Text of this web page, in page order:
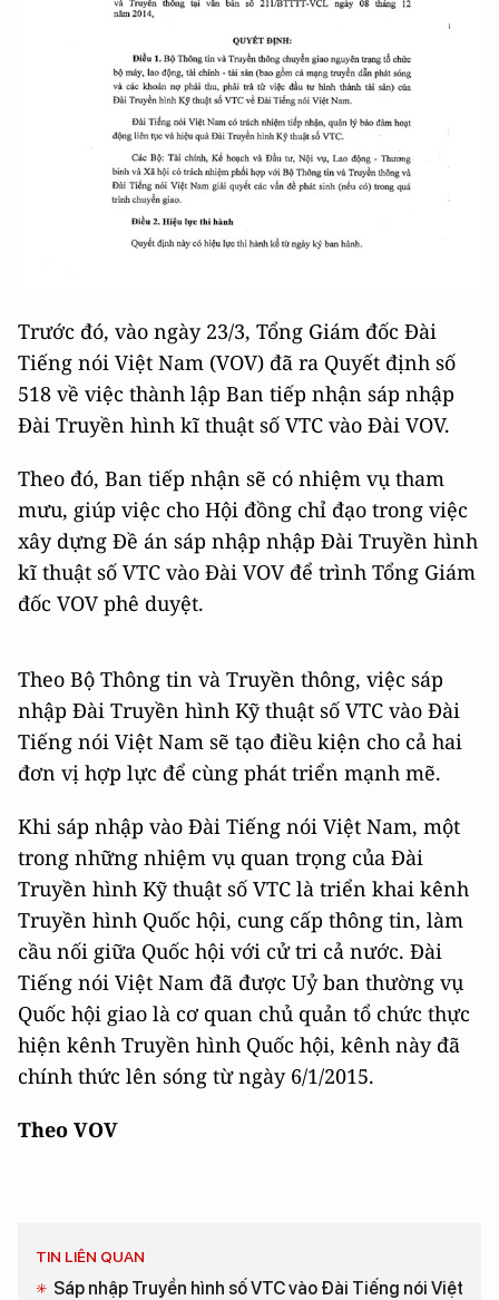
Trước đó, vào ngày 23/3, Tổng Giám đốc Đài
Tiếng nói Việt Nam (VOV) đã ra Quyết định số
518 về việc thành lập Ban tiếp nhận sáp nhập
Đài Truyền hình kĩ thuật số VTC vào Đài VOV.
Theo đó, Ban tiếp nhận sẽ có nhiệm vụ tham
mưu, giúp việc cho Hội đồng chỉ đạo trong việc
xây dựng Đề án sáp nhập nhập Đài Truyền hình
kĩ thuật số VTC vào Đài VOV để trình Tổng Giám
đốc VOV phê duyệt.
Theo Bộ Thông tin và Truyền thông, việc sáp
nhập Đài Truyền hình Kỹ thuật số VTC vào Đài
Tiếng nói Việt Nam sẽ tạo điều kiện cho cả hai
đơn vị hợp lực để cùng phát triển mạnh mẽ.
Khi sáp nhập vào Đài Tiếng nói Việt Nam, một
trong những nhiệm vụ quan trọng của Đài
Truyền hình Kỹ thuật số VTC là triển khai kênh
Truyền hình Quốc hội, cung cấp thông tin, làm
cầu nối giữa Quốc hội với cử tri cả nước. Đài
Tiếng nói Việt Nam đã được Uỷ ban thường vụ
Quốc hội giao là cơ quan chủ quản tổ chức thực
hiện kênh Truyền hình Quốc hội, kênh này đã
chính thức lên sóng từ ngày 6/1/2015.
Theo VOV
TIN LIÊN QUAN
Sáp nhập Truyền hình số VTC vào Đài Tiếng nói Việt